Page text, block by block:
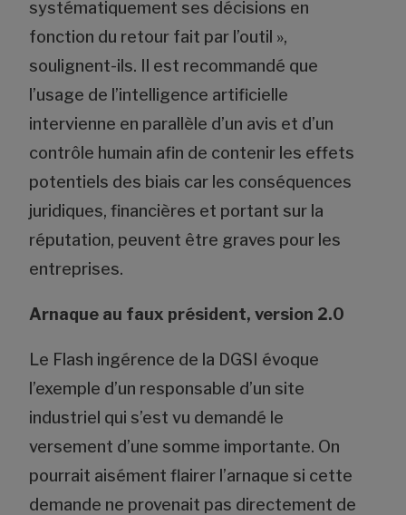
systématiquement ses décisions en
fonction du retour fait par l’outil »,
soulignent-ils. Il est recommandé que
l’usage de l’intelligence artificielle
intervienne en parallèle d’un avis et d’un
contrôle humain afin de contenir les effets
potentiels des biais car les conséquences
juridiques, financières et portant sur la
réputation, peuvent être graves pour les
entreprises.
Arnaque au faux président, version 2.0
Le Flash ingérence de la DGSI évoque
l’exemple d’un responsable d’un site
industriel qui s’est vu demandé le
versement d’une somme importante. On
pourrait aisément flairer l’arnaque si cette
demande ne provenait pas directement de